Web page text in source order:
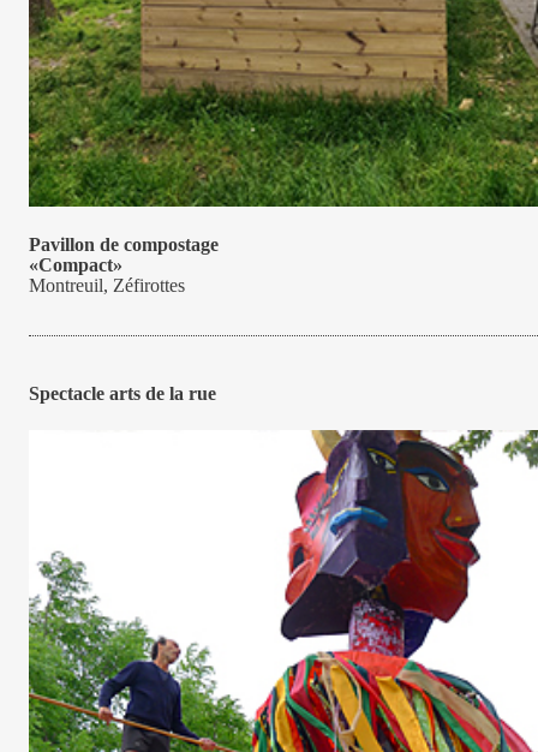
Pavillon de compostage
«Compact»
Montreuil, Zéfirottes
Spectacle arts de la rue